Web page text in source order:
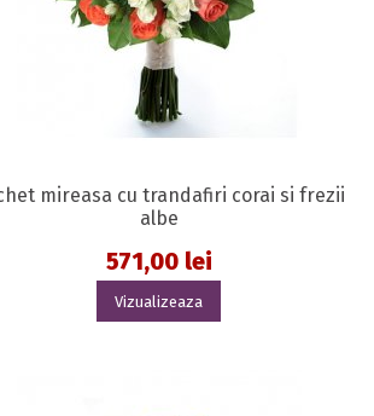
mireasa cu trandafiri corai si frezii
albe
571,00 lei
Vizualizeaza